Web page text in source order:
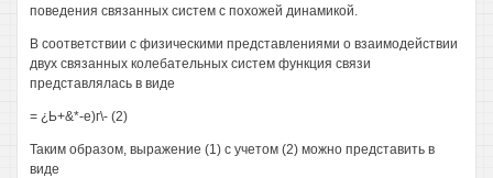
поведения связанных систем с похожей динамикой.
В соответствии с физическими представлениями о взаимодействии
двух связанных колебательных систем функция связи
представлялась в виде
= ¿Ь+&*-е)г\- (2)
Таким образом, выражение (1) с учетом (2) можно представить в
виде